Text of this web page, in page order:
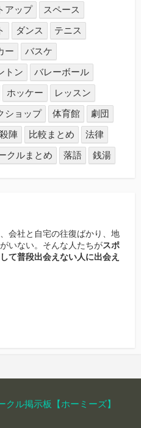
アップ
スペース
ダンス
テニス
ー
バスケ
トン
バレーボール
ホッケー
レッスン
ショップ 体育館
劇団
殺陣 比較まとめ
法律
クルまとめ 落語 銭湯
会社と自宅の往復ばかり、地
いない。そんな人たちがスポ
て普段出会えない人に出会え
クル掲示板【ホーミーズ】